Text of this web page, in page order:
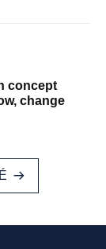
concept
change